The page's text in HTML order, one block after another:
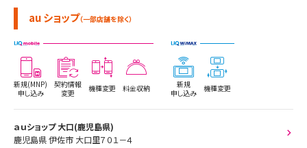
au ショップ（一部店舗を除く）
新規(MNP)
申し込み
契約情報
変更
機種変更 料金収納
新規
申し込み
機種変更
ａｕショップ 大口(鹿児島県)
鹿児島県 伊佐市 大口里７０１－４